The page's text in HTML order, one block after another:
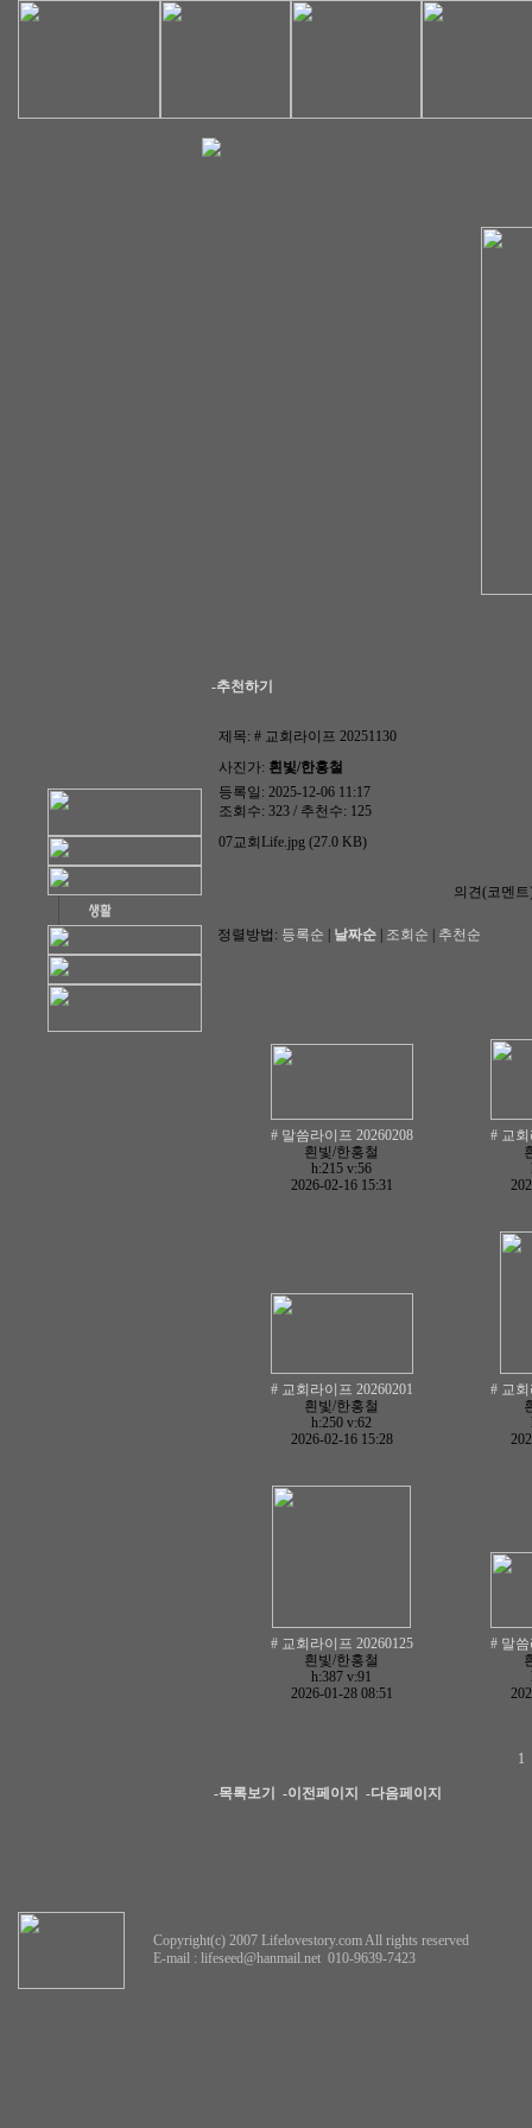
-추천하기
제목: # 교회라이프 20251130
사진가: 흰빛/한홍철
등록일: 2025-12-06 11:17
조회수: 323 / 추천수: 125
07교회Life.jpg (27.0 KB)
의견(코멘
정렬방법: 등록순 날짜순 조회순 추천순
# 말씀라이프 20260208
흰빛/한홍철
h:215 v:56
2026-02-16 15:31
# 교회
# 교회라이프 20260201
흰빛/한홍철
h:250 v:62
2026-02-16 15:28
# 교회
# 교회라이프 20260125
흰빛/한홍철
h:387 v:91
2026-01-28 08:51
# 말씀
1
-목록보기 -이전페이지 -다음페이지
Copyright(c) 2007 Lifelovestory.com All rights reserved
E-mail : lifeseed@hanmail.net 010-9639-7423